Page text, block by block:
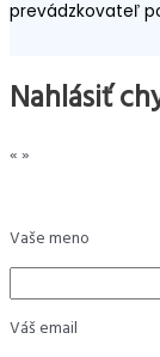
prevádzkovateľ
Nahlásiť
«»
Vaše meno
Váš email